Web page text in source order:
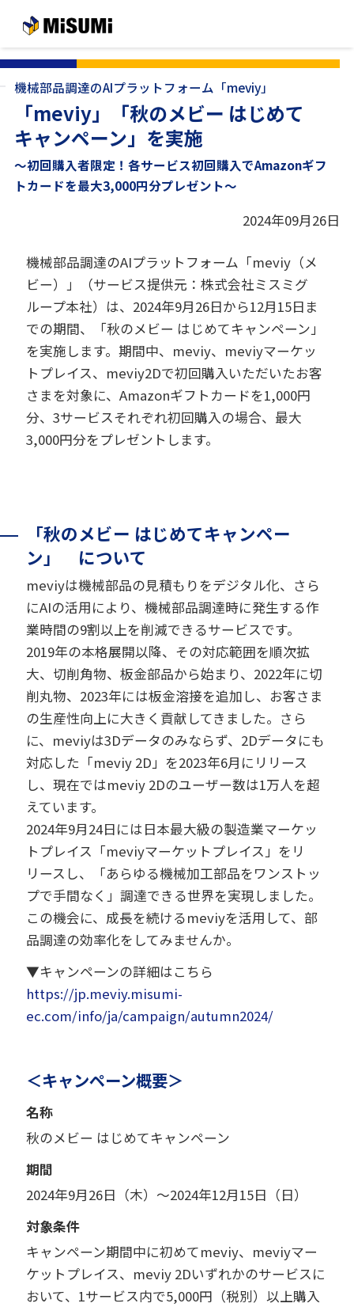
メインコンテンツへスキップする
機械部品調達のAIプラットフォーム「meviy」
「meviy」「秋のメビー はじめて
キャンペーン」を実施
～初回購入者限定！各サービス初回購入でAmazonギフ
トカードを最大3,000円分プレゼント～
2024年09月26日
機械部品調達のAIプラットフォーム「meviy（メ
ビー）」（サービス提供元：株式会社ミスミグ
ループ本社）は、2024年9月26日から12月15日ま
での期間、「秋のメビー はじめてキャンペーン」
を実施します。期間中、meviy、meviyマーケッ
トプレイス、meviy2Dで初回購入いただいたお客
さまを対象に、Amazonギフトカードを1,000円
分、3サービスそれぞれ初回購入の場合、最大
3,000円分をプレゼントします。
「秋のメビー はじめてキャンペー
ン」 について
meviyは機械部品の見積もりをデジタル化、さら
にAIの活用により、機械部品調達時に発生する作
業時間の9割以上を削減できるサービスです。
2019年の本格展開以降、その対応範囲を順次拡
大、切削角物、板金部品から始まり、2022年に切
削丸物、2023年には板金溶接を追加し、お客さま
の生産性向上に大きく貢献してきました。さら
に、meviyは3Dデータのみならず、2Dデータにも
対応した「meviy 2D」を2023年6月にリリース
し、現在ではmeviy 2Dのユーザー数は1万人を超
えています。
2024年9月24日には日本最大級の製造業マーケッ
トプレイス「meviyマーケットプレイス」をリ
リースし、「あらゆる機械加工部品をワンストッ
プで手間なく」調達できる世界を実現しました。
この機会に、成長を続けるmeviyを活用して、部
品調達の効率化をしてみませんか。
▼キャンペーンの詳細はこちら
https://jp.meviy.misumi-
ec.com/info/ja/campaign/autumn2024/
＜キャンペーン概要＞
名称
秋のメビー はじめてキャンペーン
期間
2024年9月26日（木）～2024年12月15日（日）
対象条件
キャンペーン期間中に初めてmeviy、meviyマー
ケットプレイス、meviy 2Dいずれかのサービスに
おいて、1サービス内で5,000円（税別）以上購入